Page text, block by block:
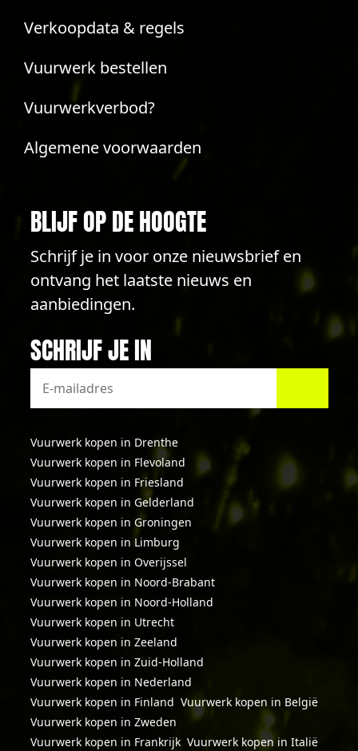
Verkoopdata & regels
Vuurwerk bestellen
Vuurwerkverbod?
Algemene voorwaarden
BLIJF OP DE HOOGTE
Schrijf je in voor onze nieuwsbrief en
ontvang het laatste nieuws en
aanbiedingen.
SCHRIJF JE IN
Vuurwerk kopen in Drenthe
Vuurwerk kopen in Flevoland
Vuurwerk kopen in Friesland
Vuurwerk kopen in Gelderland
Vuurwerk kopen in Groningen
Vuurwerk kopen in Limburg
Vuurwerk kopen in Overijssel
Vuurwerk kopen in Noord-Brabant
Vuurwerk kopen in Noord-Holland
Vuurwerk kopen in Utrecht
Vuurwerk kopen in Zeeland
Vuurwerk kopen in Zuid-Holland
Vuurwerk kopen in Nederland
Vuurwerk kopen in Finland Vuurwerk kopen in België
Vuurwerk kopen in Zweden
Vuurwerk kopen in Frankrijk Vuurwerk kopen in Italië